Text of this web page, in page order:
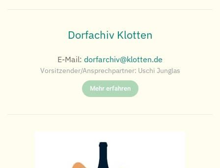
Dorfachiv Klotten
E-Mail: dorfarchiv@klotten.de
Vorsitzender/Ansprechpartner: Uschi Junglas
Mehr erfahren